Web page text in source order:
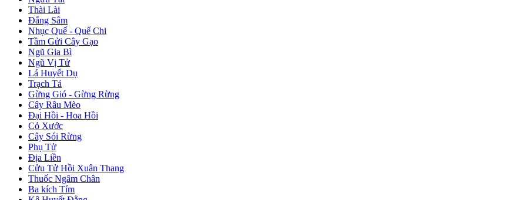
Thài Lài
Đẳng Sâm
Nhục Quế - Quế Chi
Tầm Gửi Cây Gạo
Ngũ Gia Bì
Ngũ Vị Tử
Lá Huyết Dụ
Trạch Tả
Gừng Gió - Gừng Rừng
Cây Râu Mèo
Đại Hồi - Hoa Hồi
Cỏ Xước
Cây Sói Rừng
Phụ Tử
Địa Liền
Cửu Tử Hồi Xuân Thang
Thuốc Ngâm Chân
Ba kích Tím